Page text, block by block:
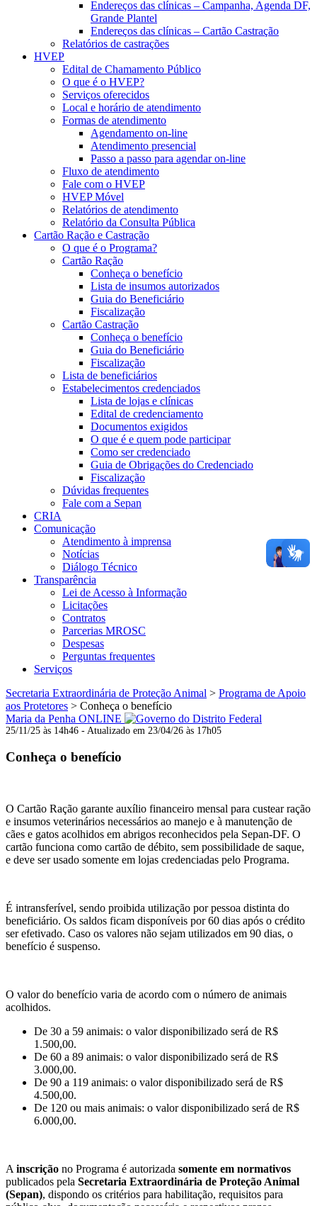
Endereços das clínicas – Campanha, Agenda DF,
Grande Plantel
Endereços das clínicas – Cartão Castração
Relatórios de castrações
HVEP
Edital de Chamamento Público
O que é o HVEP?
Serviços oferecidos
Local e horário de atendimento
Formas de atendimento
Agendamento on-line
Atendimento presencial
Passo a passo para agendar on-line
Fluxo de atendimento
Fale com o HVEP
HVEP Móvel
Relatórios de atendimento
Relatório da Consulta Pública
Cartão Ração e Castração
O que é o Programa?
Cartão Ração
Conheça o benefício
Lista de insumos autorizados
Guia do Beneficiário
Fiscalização
Cartão Castração
Conheça o benefício
Guia do Beneficiário
Fiscalização
Lista de beneficiários
Estabelecimentos credenciados
Lista de lojas e clínicas
Edital de credenciamento
Documentos exigidos
O que é e quem pode participar
Como ser credenciado
Guia de Obrigações do Credenciado
Fiscalização
Dúvidas frequentes
Fale com a Sepan
CRIA
Comunicação
Atendimento à imprensa
Notícias
Diálogo Técnico
Transparência
Lei de Acesso à Informação
Licitações
Contratos
Parcerias MROSC
Despesas
Perguntas frequentes
Serviços
Secretaria Extraordinária de Proteção Animal > Programa de Apoio
aos Protetores > Conheça o benefício
Maria da Penha ONLINE
25/11/25 às 14h46 - Atualizado em 23/04/26 às 17h05
Conheça o benefício
O Cartão Ração garante auxílio financeiro mensal para custear ração
e insumos veterinários necessários ao manejo e à manutenção de
cães e gatos acolhidos em abrigos reconhecidos pela Sepan-DF. O
cartão funciona como cartão de débito, sem possibilidade de saque,
e deve ser usado somente em lojas credenciadas pelo Programa.
É intransferível, sendo proibida utilização por pessoa distinta do
beneficiário. Os saldos ficam disponíveis por 60 dias após o crédito
ser efetivado. Caso os valores não sejam utilizados em 90 dias, o
benefício é suspenso.
O valor do benefício varia de acordo com o número de animais
acolhidos.
De 30 a 59 animais: o valor disponibilizado será de R$
1.500,00.
De 60 a 89 animais: o valor disponibilizado será de R$
3.000,00​.
De 90 a 119 animais: o valor disponibilizado será de R$
4.500,00​.
De 120 ou mais animais: o valor disponibilizado será de R$
6.000,00​.
A inscrição no Programa é autorizada somente em normativos
publicados pela Secretaria Extraordinária de Proteção Animal
(Sepan), dispondo os critérios para habilitação, requisitos para